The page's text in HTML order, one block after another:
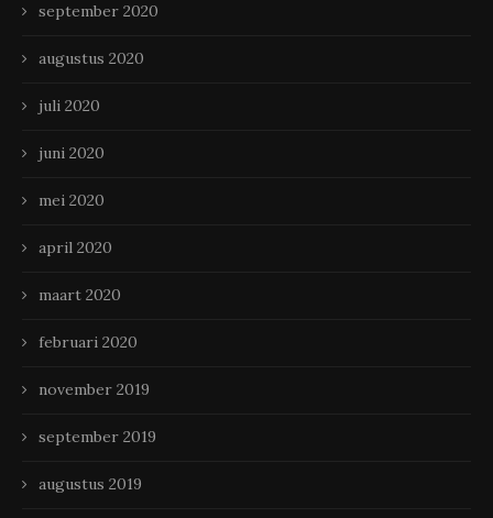
september 2020
augustus 2020
juli 2020
juni 2020
mei 2020
april 2020
maart 2020
februari 2020
november 2019
september 2019
augustus 2019